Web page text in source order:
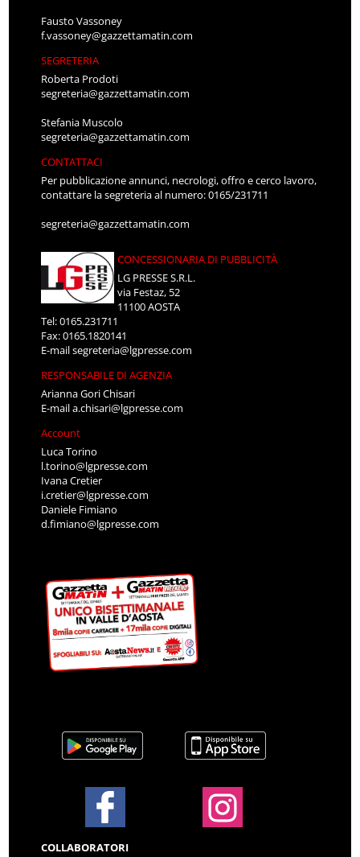
Fausto Vassoney
f.vassoney@gazzettamatin.com
SEGRETERIA
Roberta Prodoti
segreteria@gazzettamatin.com
Stefania Muscolo
segreteria@gazzettamatin.com
CONTATTACI
Per pubblicazione annunci, necrologi, offro e cerco lavoro,
contattare la segreteria al numero: 0165/231711
segreteria@gazzettamatin.com
CONCESSIONARIA DI PUBBLICITÀ
LG PRESSE S.R.L.
via Festaz, 52
11100 AOSTA
Tel: 0165.231711
Fax: 0165.1820141
E-mailsegreteria@lgpresse.com
RESPONSABILE DI AGENZIA
Arianna Gori Chisari
E-maila.chisari@lgpresse.com
Account
Luca Torino
l.torino@lgpresse.com
Ivana Cretier
i.cretier@lgpresse.com
Daniele Fimiano
d.fimiano@lgpresse.com
COLLABORATORI